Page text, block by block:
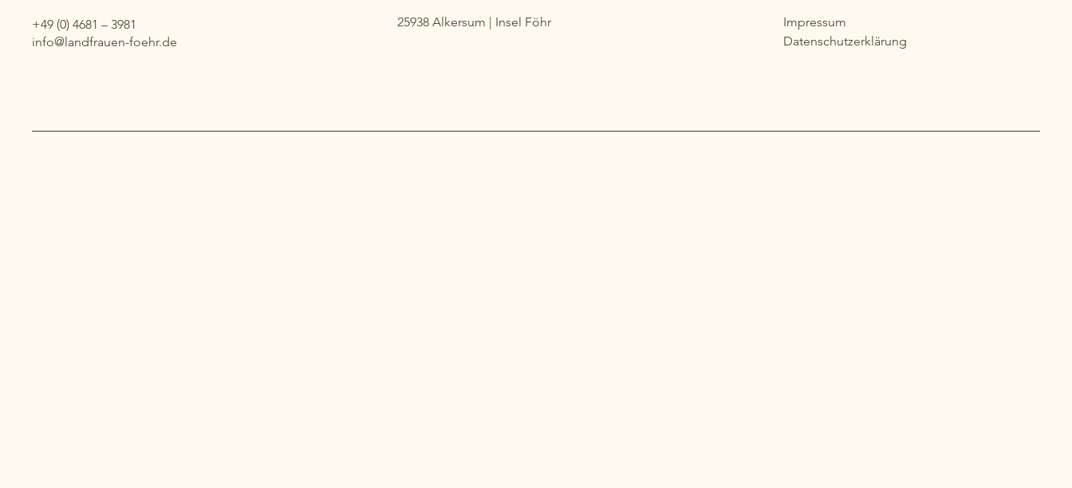
+49 (0) 4681 – 3981
info@landfrauen-foehr.de
25938 Alkersum | Insel Föhr
Impressum
Datenschutzerklärung